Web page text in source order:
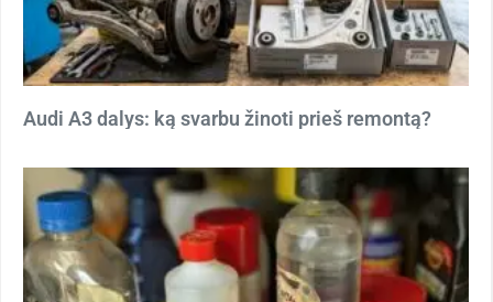
Audi A3 dalys: ką svarbu žinoti prieš remontą?